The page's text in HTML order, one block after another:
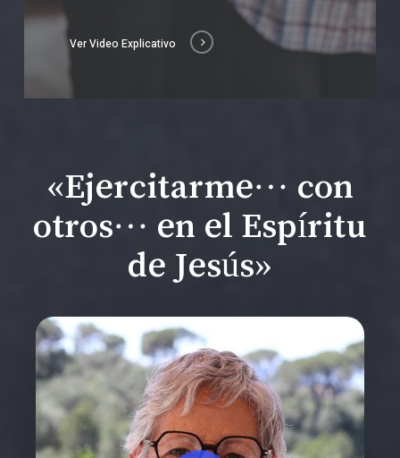
Ver Video Explicativo
«Ejercitarme… con
otros… en el Espíritu
de Jesús»
Play Video